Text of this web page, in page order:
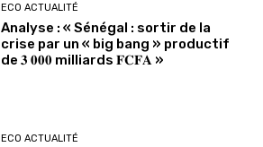
ECO ACTUALITÉ
Analyse : « Sénégal : sortir de la
crise par un « big bang » productif
de 𝟑 𝟎𝟎𝟎 milliards 𝐅𝐂𝐅𝐀 »
ECO ACTUALITÉ